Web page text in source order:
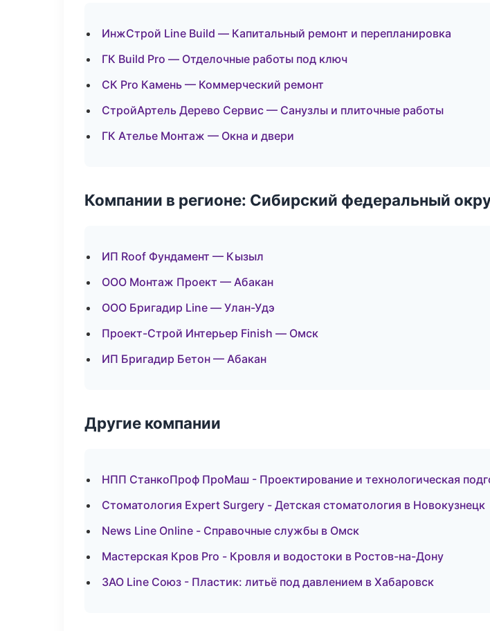
ИнжСтрой Line Build — Капитальный ремонт и перепланировка
ГК Build Pro — Отделочные работы под ключ
СК Pro Камень — Коммерческий ремонт
СтройАртель Дерево Сервис — Санузлы и плиточные работы
ГК Ателье Монтаж — Окна и двери
Компании в регионе: Сибирский федеральный
ИП Roof Фундамент — Кызыл
ООО Монтаж Проект — Абакан
ООО Бригадир Line — Улан-Удэ
Проект-Строй Интерьер Finish — Омск
ИП Бригадир Бетон — Абакан
Другие компании
НПП СтанкоПроф ПроМаш - Проектирование и технологическая
Стоматология Expert Surgery - Детская стоматология в Новокузнецк
News Line Online - Справочные службы в Омск
Мастерская Кров Pro - Кровля и водостоки в Ростов-на-Дону
ЗАО Line Союз - Пластик: литьё под давлением в Хабаровск